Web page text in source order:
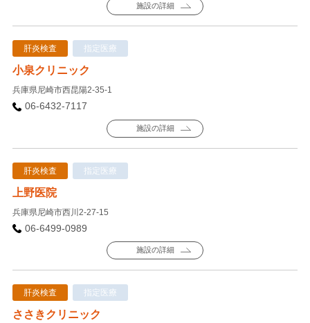
施設の詳細
肝炎検査 指定医療
小泉クリニック
兵庫県尼崎市西昆陽2-35-1
06-6432-7117
施設の詳細
肝炎検査 指定医療
上野医院
兵庫県尼崎市西川2-27-15
06-6499-0989
施設の詳細
肝炎検査 指定医療
ささきクリニック